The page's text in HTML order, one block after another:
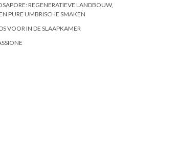
REGENERATIEVE LANDBOUW,
PURE UMBRISCHE SMAKEN
VOOR IN DE SLAAPKAMER